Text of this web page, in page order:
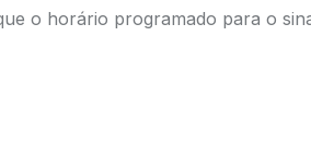
o horário programado para o